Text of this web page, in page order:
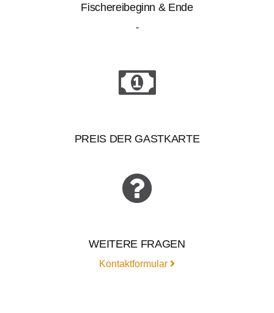
Fischereibeginn & Ende
-
PREIS DER GASTKARTE
WEITERE FRAGEN
Kontaktformular